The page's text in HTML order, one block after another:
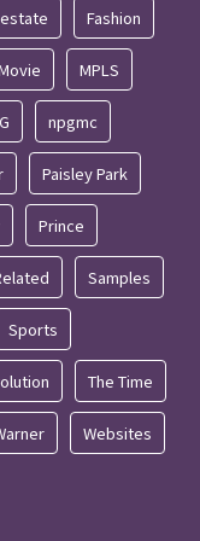
estate Fashion
MPLS
npgmc
Paisley Park
Prince
Samples
Sports
The Time
Websites